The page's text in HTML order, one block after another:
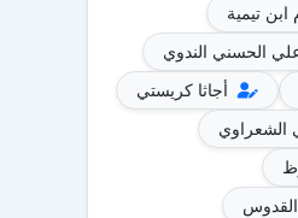
ابن تيمية
الحسني الندوي
أجاثا كريستي
الشعراوي